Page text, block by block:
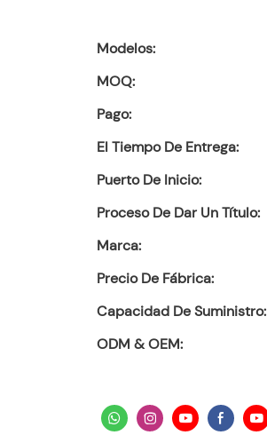
Modelos:
MOQ:
Pago:
El Tiempo De Entrega:
Puerto De Inicio:
Proceso De Dar Un Título:
Marca:
Precio De Fábrica:
Capacidad De Suministro:
ODM & OEM: